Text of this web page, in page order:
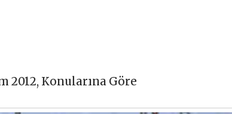
2012, Konularına Göre